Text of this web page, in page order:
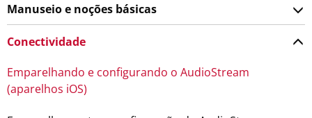
Manuseio e noções básicas
Conectividade
Emparelhando e configurando o AudioStream
(aparelhos iOS)